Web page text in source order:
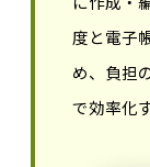
度と電子
め、負担
で効率化